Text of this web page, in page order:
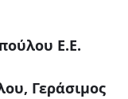
Ε.Ε.
Γεράσιμος